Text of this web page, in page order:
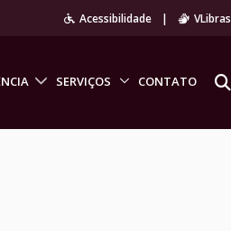
Acessibilidade | VLibras
SERVIÇOS CONTATO